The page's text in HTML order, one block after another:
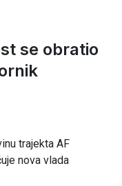
se obratio
trajekta AF
nova vlada